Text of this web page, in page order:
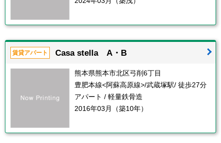
賃貸アパート Casa stella A・B
熊本県熊本市北区弓削6丁目
豊肥本線<阿蘇高原線>/武蔵塚駅/ 徒歩27分
アパート / 軽量鉄骨造
2016年03月（築10年）